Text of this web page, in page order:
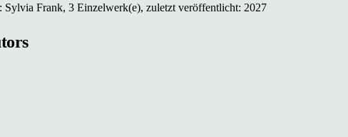
Sylvia Frank, 3 Einzelwerk(e), zuletzt veröffentlicht: 2027